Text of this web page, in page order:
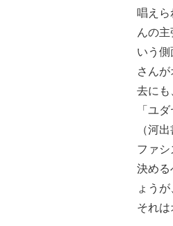
唱え
んの
いう
さん
去にも
「ユ
（河
ファ
決める
ょう
それは